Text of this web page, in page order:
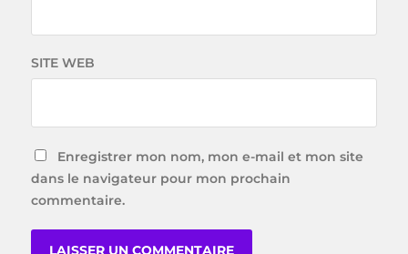
SITE WEB
Enregistrer mon nom, mon e-mail et mon site
dans le navigateur pour mon prochain
commentaire.